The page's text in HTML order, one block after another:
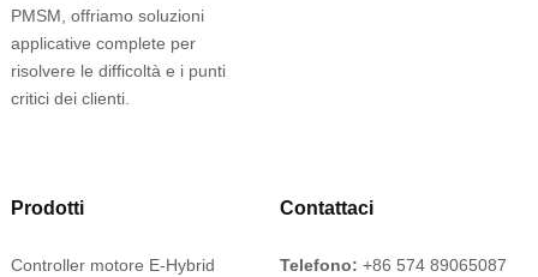
PMSM, offriamo soluzioni
applicative complete per
risolvere le difficoltà e i punti
critici dei clienti.
Prodotti
Controller motore E-Hybrid
Contattaci
Telefono: +86 574 89065087